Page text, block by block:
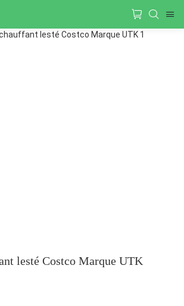
lesté Costco Marque UTK